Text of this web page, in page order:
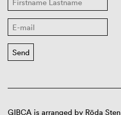
GIBCA is arranged by Röda